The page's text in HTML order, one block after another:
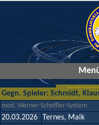
Gegn. Spieler: Schmidt,
mod. Werner-Scheffler-System
20.03.2026 Ternes, Maik